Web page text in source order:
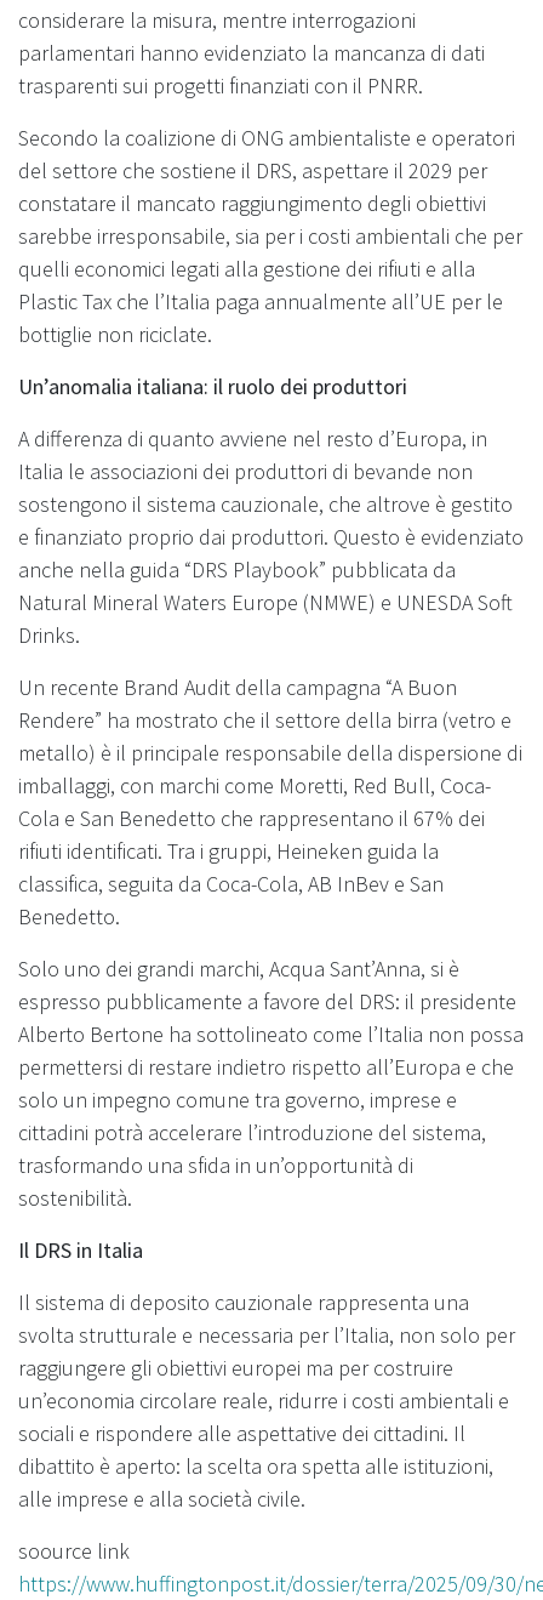
considerare la misura, mentre interrogazioni
parlamentari hanno evidenziato la mancanza di dati
trasparenti sui progetti finanziati con il PNRR.
Secondo la coalizione di ONG ambientaliste e operatori
del settore che sostiene il DRS, aspettare il 2029 per
constatare il mancato raggiungimento degli obiettivi
sarebbe irresponsabile, sia per i costi ambientali che per
quelli economici legati alla gestione dei rifiuti e alla
Plastic Tax che l’Italia paga annualmente all’UE per le
bottiglie non riciclate.
Un’anomalia italiana: il ruolo dei produttori
A differenza di quanto avviene nel resto d’Europa, in
Italia le associazioni dei produttori di bevande non
sostengono il sistema cauzionale, che altrove è gestito
e finanziato proprio dai produttori. Questo è evidenziato
anche nella guida “DRS Playbook” pubblicata da
Natural Mineral Waters Europe (NMWE) e UNESDA Soft
Drinks.
Un recente Brand Audit della campagna “A Buon
Rendere” ha mostrato che il settore della birra (vetro e
metallo) è il principale responsabile della dispersione di
imballaggi, con marchi come Moretti, Red Bull, Coca-
Cola e San Benedetto che rappresentano il 67% dei
rifiuti identificati. Tra i gruppi, Heineken guida la
classifica, seguita da Coca-Cola, AB InBev e San
Benedetto.
Solo uno dei grandi marchi, Acqua Sant’Anna, si è
espresso pubblicamente a favore del DRS: il presidente
Alberto Bertone ha sottolineato come l’Italia non possa
permettersi di restare indietro rispetto all’Europa e che
solo un impegno comune tra governo, imprese e
cittadini potrà accelerare l’introduzione del sistema,
trasformando una sfida in un’opportunità di
sostenibilità.
Il DRS in Italia
Il sistema di deposito cauzionale rappresenta una
svolta strutturale e necessaria per l’Italia, non solo per
raggiungere gli obiettivi europei ma per costruire
un’economia circolare reale, ridurre i costi ambientali e
sociali e rispondere alle aspettative dei cittadini. Il
dibattito è aperto: la scelta ora spetta alle istituzioni,
alle imprese e alla società civile.
soource link
https://www.huffingtonpost.it/dossier/terra/2025/09/30/